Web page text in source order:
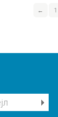
← 1